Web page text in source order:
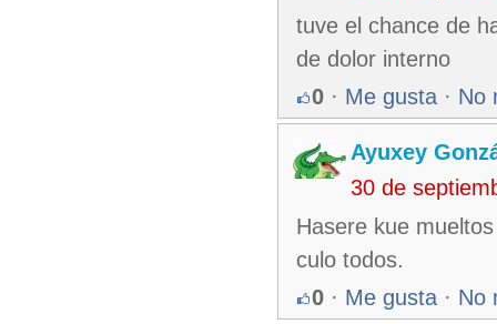
tuve el chance de
de dolor interno
0 · Me gusta · No
Ayuxey
30 de
Hasere kue
culo todos.
0 · Me gusta · No